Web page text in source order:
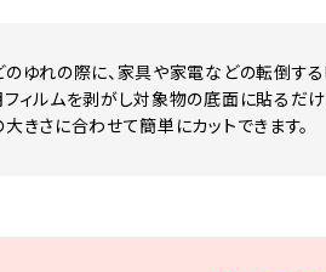
ゆれの際に、家具や家電などの転倒する
ィルムを剥がし対象物の底面に貼るだけ
きさに合わせて簡単にカットできます。